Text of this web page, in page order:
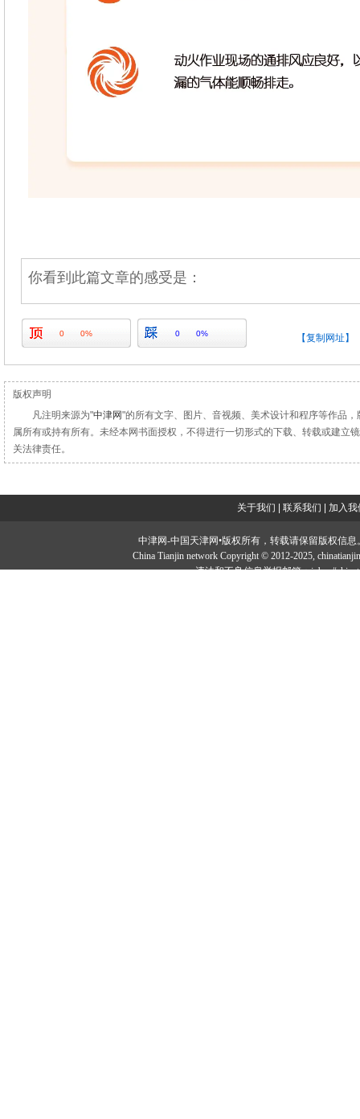
你看到此篇文章的感受是：
0 0% 0 0% 【复制网址】
版权声明
凡注明来源为"中津网"的所有文字、图片、音视频、美术设计和程序等作品
属所有或持有所有。未经本网书面授权，不得进行一切形式的下载、转载或建立
关法律责任。
关于我们 | 联系我们 | 加入我
中津网-中国天津网•版权所有，转载请保留版权信息
China Tianjin network Copyright © 2012-2025,
违法和不良信息举报邮箱：